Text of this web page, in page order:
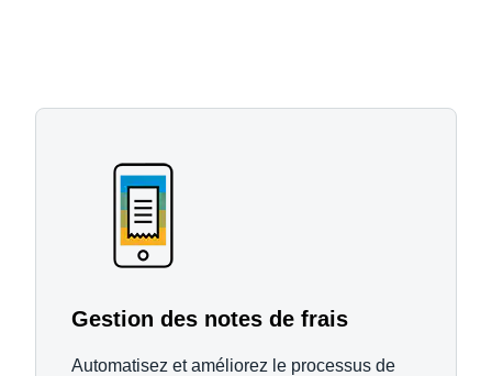
Gestion des notes de frais
Automatisez et améliorez le processus de